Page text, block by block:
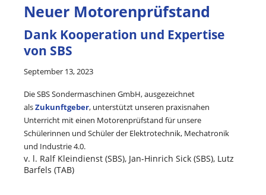
v. l. Ralf Kleindienst (SBS), Jan-Hinrich Sick (SBS), Lutz
Barfels (TAB)
Neuer Motorenprüfstand
Dank Kooperation und Expertise
von SBS
September 13, 2023
Die SBS Sondermaschinen GmbH, ausgezeichnet
alsZukunftgeber, unterstützt unseren praxisnahen
Unterricht mit einen Motorenprüfstand für unsere
Schülerinnen und Schüler der Elektrotechnik, Mechatronik
und Industrie 4.0.